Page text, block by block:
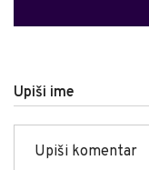
Upiši ime